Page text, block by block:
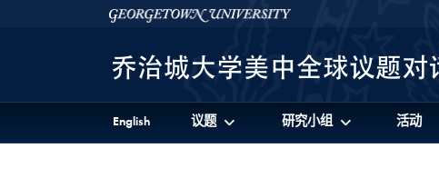
Skip to 美中全球议题对话项目 Full Site Menu
Skip to main contentGeorgetown University
English 议题 研究小组 活动